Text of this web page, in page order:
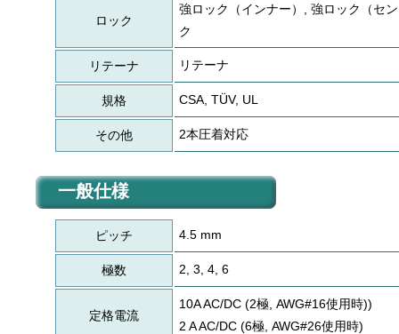
ロック
強ロック（インナー）, 強ロック（セ
ク
リテーナ リテーナ
規格 CSA, TÜV, UL
その他 2本圧着対応
一般仕様
ピッチ 4.5 mm
極数 2, 3, 4, 6
定格電流
10A AC/DC (2極, AWG#16使用時))
2 A AC/DC (6極, AWG#26使用時)